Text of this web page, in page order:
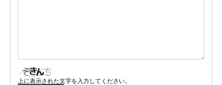
上に表示された文字を入力してください。